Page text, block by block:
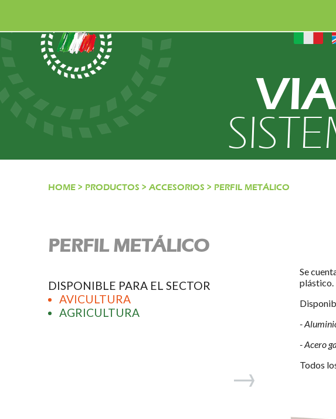
HOME > PRODUCTOS > ACCESORIOS > PERFIL METÁLICO
PERFIL METÁLICO
DISPONIBLE PARA EL SECTOR
AVICULTURA
AGRICULTURA
Se
plástico.
-
- Acero
Todos